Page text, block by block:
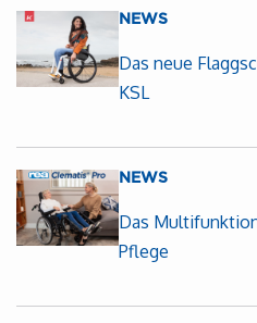
NEWS
Das neue
KSL
NEWS
Das
Pflege